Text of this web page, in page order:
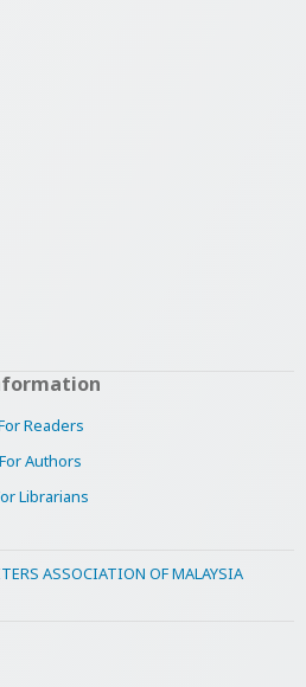
Readers
For Authors
Librarians
ASSOCIATION OF MALAYSIA